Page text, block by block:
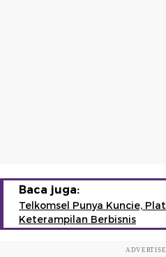
Baca juga:
Telkomsel Punya Kuncie,
Keterampilan Berbisnis